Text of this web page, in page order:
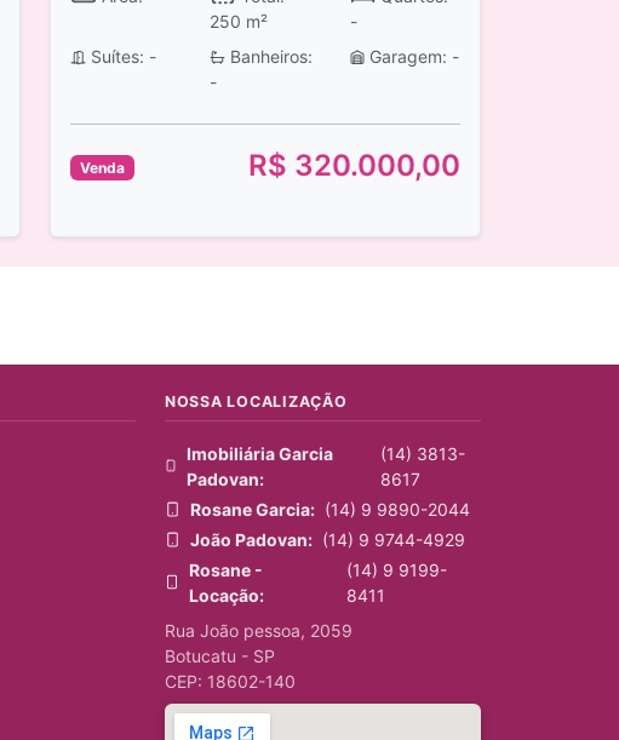
250 m²
-
Suítes: -
Banheiros:
-
Garagem: -
Venda R$ 320.000,00
NOSSA LOCALIZAÇÃO
Imobiliária Garcia
Padovan:
(14) 3813-
8617
Rosane Garcia: (14) 9 9890-2044
João Padovan: (14) 9 9744-4929
Rosane -
Locação:
(14) 9 9199-
8411
Rua João pessoa, 2059
Botucatu - SP
CEP: 18602-140